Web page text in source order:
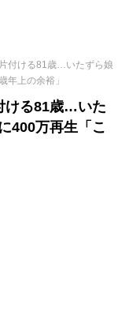
付ける81歳…いたずら娘
年上の余裕」
ける81歳…いた
400万再生「こ